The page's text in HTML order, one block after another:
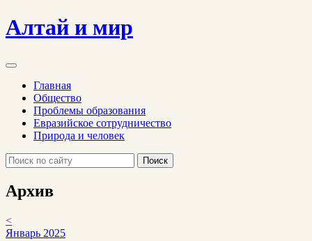
Алтай и мир
Главная
Общество
Проблемы образования
Евразийское сотрудничество
Природа и человек
Поиск
Архив
<
Январь 2025